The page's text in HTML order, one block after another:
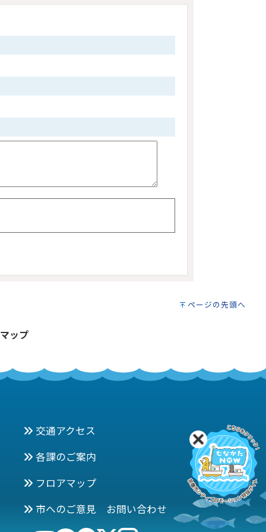
ページの先頭へ
ップ
交通アクセス
各課のご案内
フロアマップ
市へのご意見 お問い合わせ